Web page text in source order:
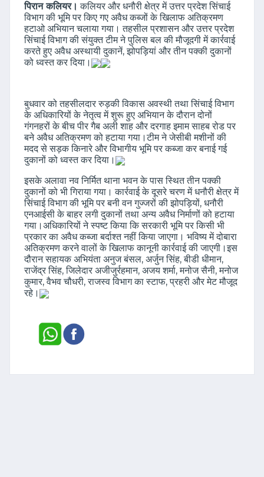
पिरान कलियर। कलियर और धनौरी क्षेत्र में उत्तर प्रदेश सिंचाई
विभाग की भूमि पर किए गए अवैध कब्जों के खिलाफ अतिक्रमण
हटाओ अभियान चलाया गया। तहसील प्रशासन और उत्तर प्रदेश
सिंचाई विभाग की संयुक्त टीम ने पुलिस बल की मौजूदगी में कार्रवाई
करते हुए अवैध अस्थायी दुकानें, झोपड़ियां और तीन पक्की दुकानों
को ध्वस्त कर दिया।
बुधवार को तहसीलदार रुड़की विकास अवस्थी तथा सिंचाई विभाग
के अधिकारियों के नेतृत्व में शुरू हुए अभियान के दौरान दोनों
गंगनहरों के बीच पीर गैब अली शाह और दरगाह इमाम साहब रोड पर
बने अवैध अतिक्रमण को हटाया गया।टीम ने जेसीबी मशीनों की
मदद से सड़क किनारे और विभागीय भूमि पर कब्जा कर बनाई गई
दुकानों को ध्वस्त कर दिया।
इसके अलावा नव निर्मित थाना भवन के पास स्थित तीन पक्की
दुकानों को भी गिराया गया। कार्रवाई के दूसरे चरण में धनौरी क्षेत्र में
सिंचाई विभाग की भूमि पर बनी वन गुज्जरों की झोपड़ियों, धनौरी
एनआईसी के बाहर लगी दुकानों तथा अन्य अवैध निर्माणों को हटाया
गया।अधिकारियों ने स्पष्ट किया कि सरकारी भूमि पर किसी भी
प्रकार का अवैध कब्जा बर्दाश्त नहीं किया जाएगा। भविष्य में दोबारा
अतिक्रमण करने वालों के खिलाफ कानूनी कार्रवाई की जाएगी।इस
दौरान सहायक अभियंता अनुज बंसल, अर्जुन सिंह, बीडी धीमान,
राजेंद्र सिंह, जिलेदार अजीजुर्रहमान, अजय शर्मा, मनोज सैनी, मनोज
कुमार, वैभव चौधरी, राजस्व विभाग का स्टाफ, प्रहरी और मेट मौजूद
रहे।